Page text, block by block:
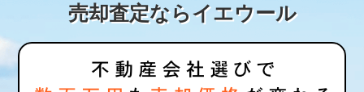
売却査定ならイエウール